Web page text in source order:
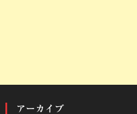
アーカイブ